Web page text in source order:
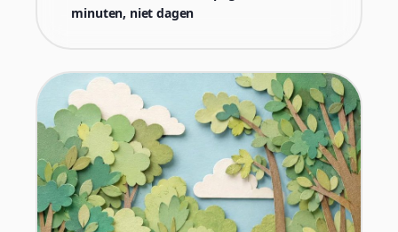
minuten, niet dagen